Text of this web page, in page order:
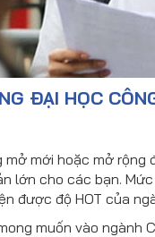
ĐẠI HỌC
mới hoặc mở
lớn cho các bạn.
được độ HOT của
muốn vào